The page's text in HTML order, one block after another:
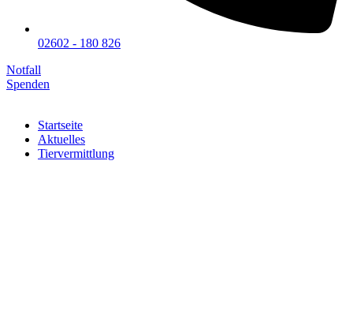
02602 - 180 826
Notfall
Spenden
Startseite
Aktuelles
Tiervermittlung